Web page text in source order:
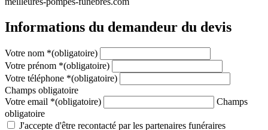
Informations du demandeur du devis
Votre nom *(obligatoire)
Votre prénom *(obligatoire)
Votre téléphone *(obligatoire)
Champs obligatoire
Votre email *(obligatoire)
Champs
obligatoire
J'accepte d'être recontacté par les partenaires funéraires